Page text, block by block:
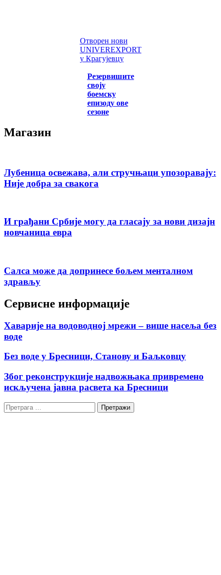
Отворен нови
UNIVEREXPORT
у Крагујевцу
Резервишите
своју
боемску
епизоду ове
сезоне
Магазин
Лубеница освежава, али стручњаци упозоравају:
Није добра за свакога
И грађани Србије могу да гласају за нови дизајн
новчаница евра
Салса може да допринесе бољем менталном
здрављу
Сервисне информације
Хаварије на водоводној мрежи – више насеља без
воде
Без воде у Бресници, Станову и Баљковцу
Због реконструкције надвожњака привремено
искључена јавна расвета ка Бресници
Претрага
за: